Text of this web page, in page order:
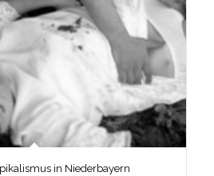
in Niederbayern